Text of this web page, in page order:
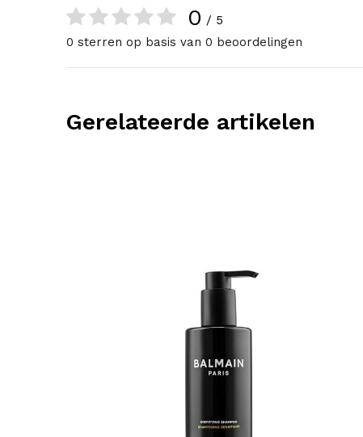
0 / 5
0 sterren op basis van 0 beoordelingen
Gerelateerde artikelen